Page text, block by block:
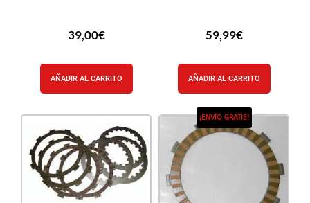
39,00€
AÑADIR AL CARRITO
59,99€
AÑADIR AL CARRITO
¡ENVÍO GRATIS!